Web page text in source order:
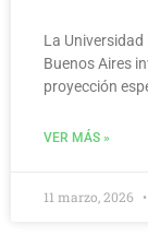
La
Buenos Aires
proyección
VER MÁS »
11 marzo, 2026